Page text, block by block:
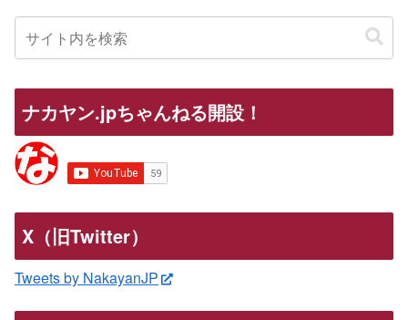
ナカヤン.jpちゃんねる開設！
X（旧Twitter）
Tweets by NakayanJP